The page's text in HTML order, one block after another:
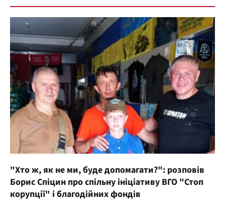
"Хто ж, як не ми, буде допомагати?": розповів
Борис Спіцин про спільну ініціативу ВГО "Стоп
корупції" і благодійних фондів